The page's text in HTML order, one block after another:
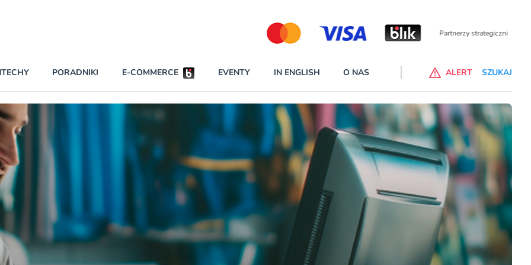
Partnerzy wspierający
BEZPIECZEŃSTWO
INNI NAPISALI
KONTA
PRAWO
RAPORTY SPECJALNE
NAJCZĘŚCIEJ CZYTANE
Darmowy dostęp do ChataGPT Go dla klientów Revoluta. Nowy benefit we
wszystkich planach
W najniższych planach – Standard i Plus – z usługi będzie można korzsytać za
darmo przez trzy miesiące
PORADNIKI E-COMMERCE EVENTY IN ENGLISH O NAS ALERT SZUKAJ